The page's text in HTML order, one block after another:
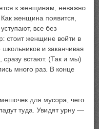
к женщинам, неважно
женщина появится,
все без
стоит женщине войти в
и заканчивая
встают. (Так и мы)
много раз. В конце
для мусора, чего
туда. Увидят урну —